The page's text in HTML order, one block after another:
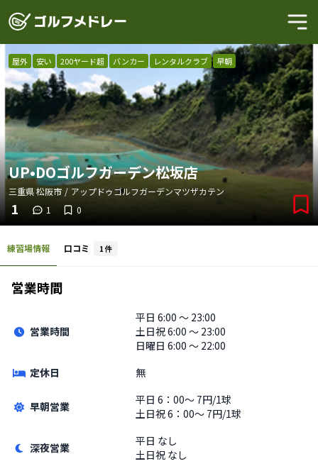
屋外 安い 200ヤード超 バンカー レンタルクラブ 早朝
UP•DOゴルフガーデン松坂店
三重県松阪市 / アップドゥゴルフガーデンマツザカテン
1 1 0
練習場情報 口コミ 1 件
営業時間
営業時間
平日 6:00 〜 23:00
土日祝6:00 〜 23:00
日曜日 6:00 〜 22:00
定休日
無
早朝営業 平日 6：00～ 7円/1球
土日祝6：00～ 7円/1球
深夜営業 平日 なし
土日祝 なし